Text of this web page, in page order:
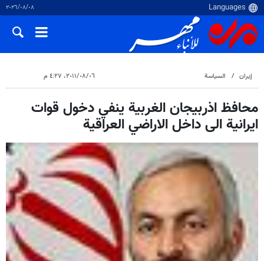
٠٨‏/٠٨‏/٢٠٢٦
إيران السياسة ٠٦‏/٠٨‏/٢٠١١، ٤:٢٧ م
محافظ اذربيجان الغربية ينفي دخول قوات
ايرانية الى داخل الاراضي العراقية